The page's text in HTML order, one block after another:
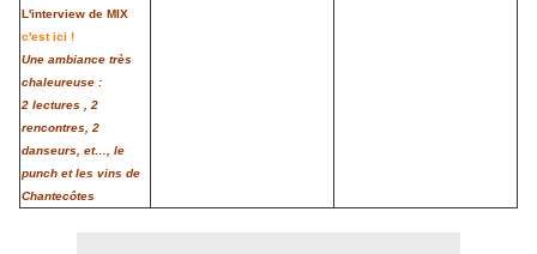
L'interview de MIX
c'est ici !
Une ambiance très
chaleureuse :
2 lectures , 2
rencontres, 2
danseurs, et…, le
punch et les vins de
Chantecôtes